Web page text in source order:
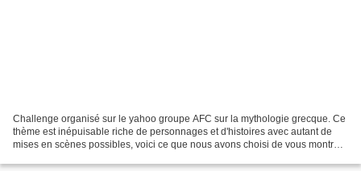
Challenge organisé sur le yahoo groupe AFC sur la mythologie grecque. Ce
thème est inépuisable riche de personnages et d'histoires avec autant de
mises en scènes possibles, voici ce que nous avons choisi de vous montrer